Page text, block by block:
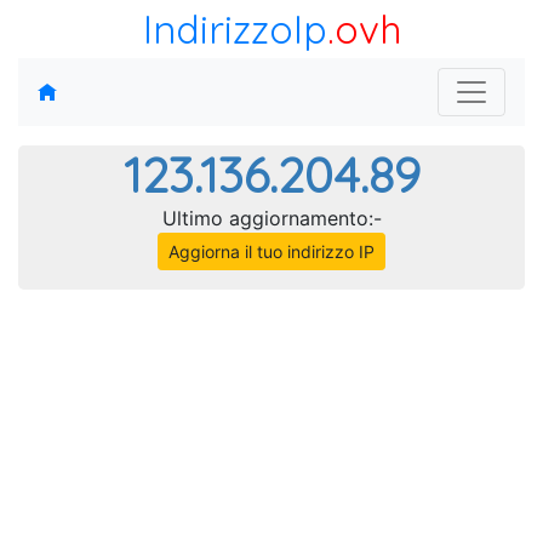
IndirizzoIp.ovh
123.136.204.89
Ultimo aggiornamento:-
Aggiorna il tuo indirizzo IP